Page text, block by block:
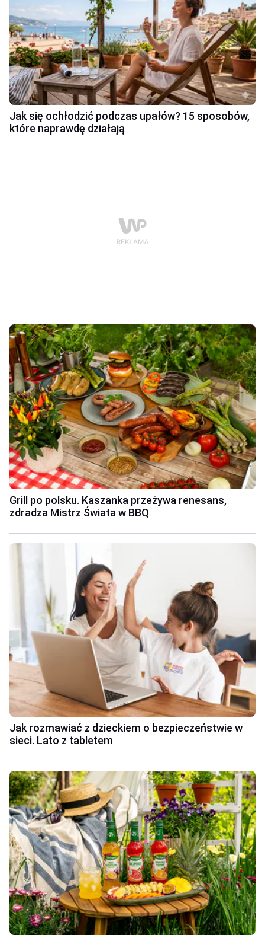
Jak się ochłodzić podczas upałów? 15 sposobów,
które naprawdę działają
Grill po polsku. Kaszanka przeżywa renesans,
zdradza Mistrz Świata w BBQ
Jak rozmawiać z dzieckiem o bezpieczeństwie w
sieci. Lato z tabletem